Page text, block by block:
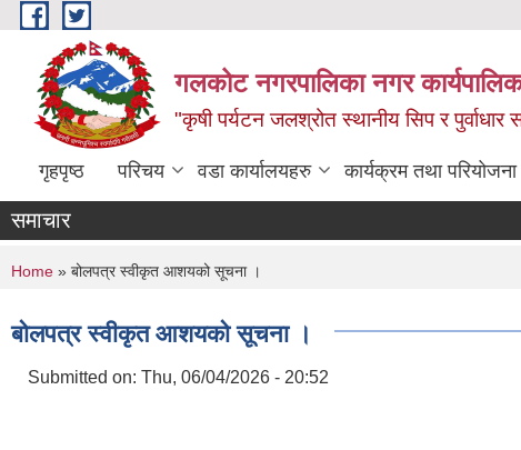
Skip to main content
गलकोट नगरपालिका नगर
"कृषी पर्यटन जलश्रोत स्थानीय सिप र
गृहपृष्ठ परिचय वडा कार्यालयहरु कार्यक्रम तथा परियोजना
समाचार
You are here
Home » बोलपत्र स्वीकृत आशयको सूचना ।
बोलपत्र स्वीकृत आशयको सूचना ।
Submitted on: Thu, 06/04/2026 - 20:52